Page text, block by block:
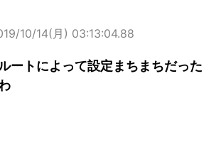
10/14(月) 03:13:04.88
ートによって設定まちまちだった